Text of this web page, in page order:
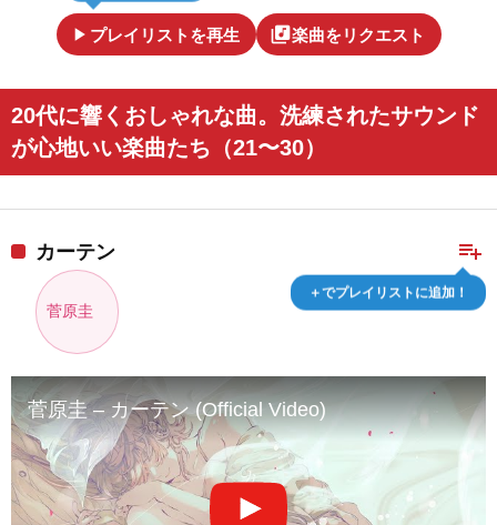
play_arrow プレイリストを再生 library_music楽曲をリクエスト
20代に響くおしゃれな曲。洗練されたサウンド
が心地いい楽曲たち（21〜30）
playlist_add
＋でプレイリストに追加！
カーテン
菅原圭
菅原圭 – カーテン (Official Video)